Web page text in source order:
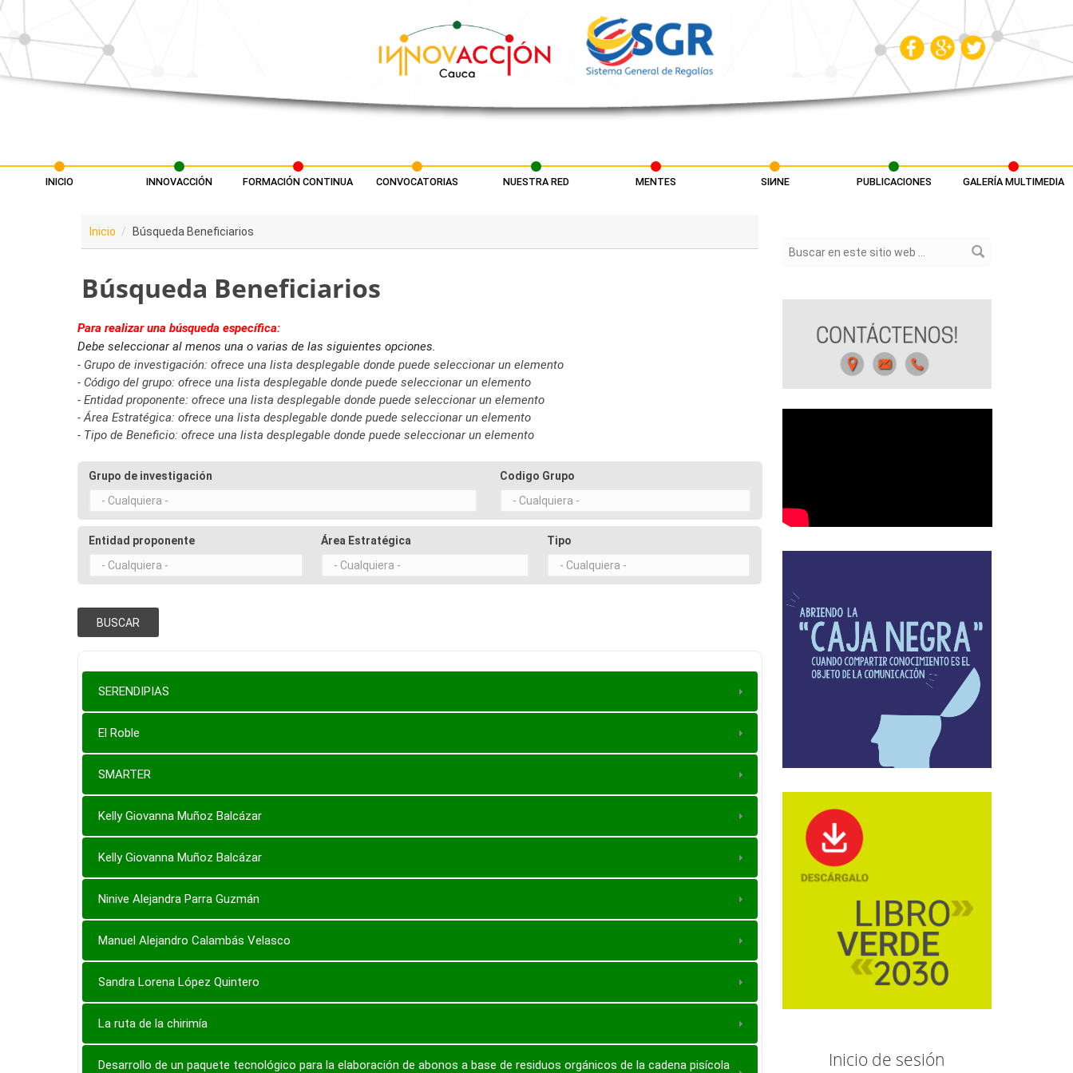
Pasar al contenido principal
INICIO INNOVACCIÓN FORMACIÓN CONTINUA CONVOCATORIAS NUESTRA RED MENTES SIИNE PUBLICACIONES GALERÍA MULTIMEDIA
Inicio Búsqueda Beneficiarios
Búsqueda Beneficiarios
Para realizar una búsqueda específica:
Debe seleccionar al menos una o varias de las siguientes opciones.
- Grupo de investigación: ofrece una lista desplegable donde puede seleccionar un elemento
- Código del grupo: ofrece una lista desplegable donde puede seleccionar un elemento
- Entidad proponente: ofrece una lista desplegable donde puede seleccionar un elemento
- Área Estratégica: ofrece una lista desplegable donde puede seleccionar un elemento
- Tipo de Beneficio: ofrece una lista desplegable donde puede seleccionar un elemento
Grupo de investigación Codigo Grupo
Entidad proponente Área Estratégica Tipo
SERENDIPIAS
El Roble
SMARTER
Kelly Giovanna Muñoz Balcázar
Kelly Giovanna Muñoz Balcázar
Ninive Alejandra Parra Guzmán
Manuel Alejandro Calambás Velasco
Sandra Lorena López Quintero
La ruta de la chirimía
Desarrollo de un paquete tecnológico para la elaboración de abonos a base de residuos orgánicos de la cadena pisícola
Formulario de búsqueda
Inicio de sesión